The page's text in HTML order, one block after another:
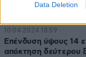
Data Deletion
10·04·2024 18:59
Επένδυση ύψους 14
απόκτηση δεύτερου